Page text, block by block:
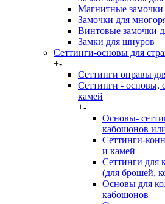
Магнитные замочки
Замочки для
Винтовые замочки
Замки для шнуров
Сеттинги-основы для
+-
Сеттинги оправы
Сеттинги - основы,
камей
+-
Основы-
кабошонов
Сеттинги-
и камей
Сеттинги для
(для брошей,
Основы для
кабошонов